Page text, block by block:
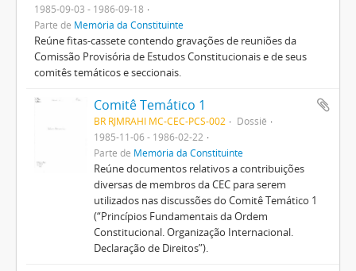
1985-09-03 - 1986-09-18
Parte de Memória da Constituinte
Reúne fitas-cassete contendo gravações de reuniões da
Comissão Provisória de Estudos Constitucionais e de seus
comitês temáticos e seccionais.
Comitê Temático 1
BR RJMRAHI MC-CEC-PCS-002
Dossiê
1985-11-06 - 1986-02-22
Parte de Memória da Constituinte
Reúne documentos relativos a contribuições
diversas de membros da CEC para serem
utilizados nas discussões do Comitê Temático 1
(“Princípios Fundamentais da Ordem
Constitucional. Organização Internacional.
Declaração de Direitos”).